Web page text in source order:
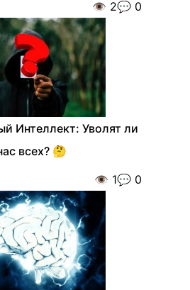
👁️ 2💬 0
Интеллект: Уволят ли
всех? 🤔
👁️ 1💬 0